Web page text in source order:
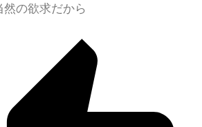
然の欲求だから